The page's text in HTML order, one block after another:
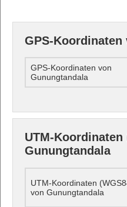
GPS-
GPS-Koordinaten von
Gunungtandala
UTM-Koordinaten
Gunungtandala
UTM-Koordinaten
von Gunungtandala